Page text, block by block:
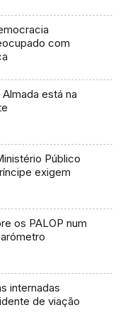
com
está na
Público
exigem
os PALOP num
internadas
de viação